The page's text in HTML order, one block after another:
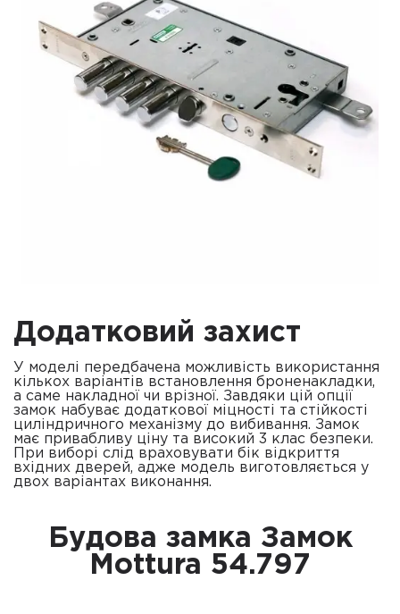
Додатковий захист
У моделі передбачена можливість використання
кількох варіантів встановлення броненакладки,
а саме накладної чи врізної. Завдяки цій опції
замок набуває додаткової міцності та стійкості
циліндричного механізму до вибивання. Замок
має привабливу ціну та високий 3 клас безпеки.
При виборі слід враховувати бік відкриття
вхідних дверей, адже модель виготовляється у
двох варіантах виконання.
Будова замка Замок
Mottura 54.797